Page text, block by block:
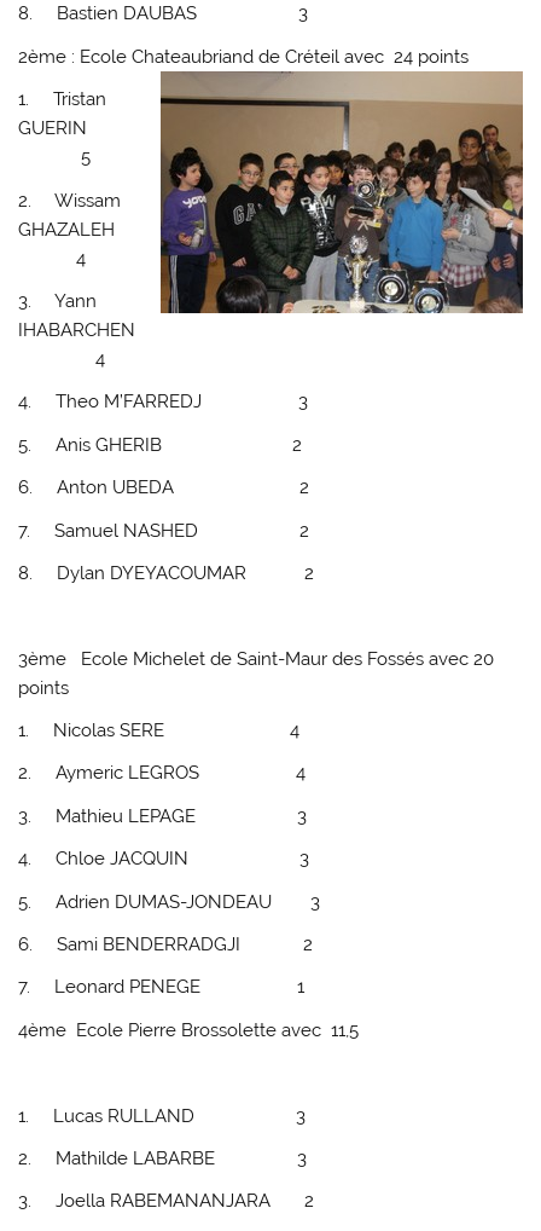
8. Bastien DAUBAS 3
2ème : Ecole Chateaubriand de Créteil avec 24 points
1. Tristan
GUERIN
5
2. Wissam
GHAZALEH
4
3. Yann
IHABARCHEN
4
4. Theo M’FARREDJ 3
5. Anis GHERIB 2
6. Anton UBEDA 2
7. Samuel NASHED 2
8. Dylan DYEYACOUMAR 2
3ème Ecole Michelet de Saint-Maur des Fossés avec 20
points
1. Nicolas SERE 4
2. Aymeric LEGROS 4
3. Mathieu LEPAGE 3
4. Chloe JACQUIN 3
5. Adrien DUMAS-JONDEAU 3
6. Sami BENDERRADGJI 2
7. Leonard PENEGE 1
4ème Ecole Pierre Brossoletteavec 11,5
1. Lucas RULLAND 3
2. Mathilde LABARBE 3
3. Joella RABEMANANJARA 2